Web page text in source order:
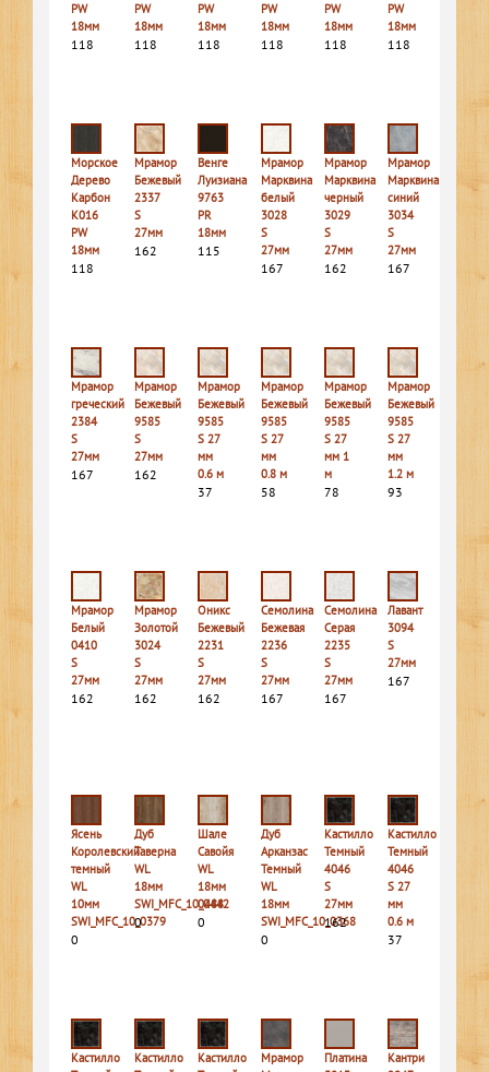
PW
18мм
118
PW
18мм
118
PW
18мм
118
PW
18мм
118
PW
18мм
118
PW
18мм
118
Морское
Дерево
Карбон
K016
PW
18мм
118
Мрамор
Бежевый
2337
S
27мм
162
Венге
Луизиана
9763
PR
18мм
115
Мрамор
Марквина
белый
3028
S
27мм
167
Мрамор
Марквина
черный
3029
S
27мм
162
Мрамор
Марквина
синий
3034
S
27мм
167
Мрамор
греческий
2384
S
27мм
167
Мрамор
Бежевый
9585
S
27мм
162
Мрамор
Бежевый
9585
S 27
мм
0.6 м
37
Мрамор
Бежевый
9585
S 27
мм
0.8 м
58
Мрамор
Бежевый
9585
S 27
мм 1
м
78
Мрамор
Бежевый
9585
S 27
мм
1.2 м
93
Мрамор
Белый
0410
S
27мм
162
Мрамор
Золотой
3024
S
27мм
162
Оникс
Бежевый
2231
S
27мм
162
Семолина
Бежевая
2236
S
27мм
167
Семолина
Серая
2235
S
27мм
167
Лавант
3094
S
27мм
167
Ясень
Королевский
темный
WL
10мм
SWI_MFC_10_0379
0
Дуб
Таверна
WL
18мм
SWI_MFC_10_0442
0
Шале
Савойя
WL
18мм
0488
0
Дуб
Арканзас
Темный
WL
18мм
SWI_MFC_10_0368
0
Кастилло
Темный
4046
S
27мм
162
Кастилло
Темный
4046
S 27
мм
0.6 м
37
Кастилло
Кастилло
Кастилло
Мрамор
Платина
Кантри